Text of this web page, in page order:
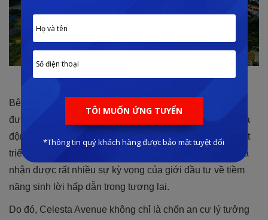
Huyện Nhà Bè đang được xem xem lên Quận
Bên cạnh đó, hạ tầng giao thông nơi đây còn đang nhận
được rất nhiều sự quan tâm và đầu tư lớn, hứa hẹn sẽ là
động lực giúp cho giá trị bất động sản trong khu vực phát
triển vượt bậc hơn trong tương lai. Vì thế, dự án cũng đã
nhận được rất nhiều sự kỳ vọng của giới đầu tư về tiềm
năng sinh lời hấp dẫn trong tương lai.
Do đó, Celesta Avenue không chỉ là chốn an cư lý tưởng